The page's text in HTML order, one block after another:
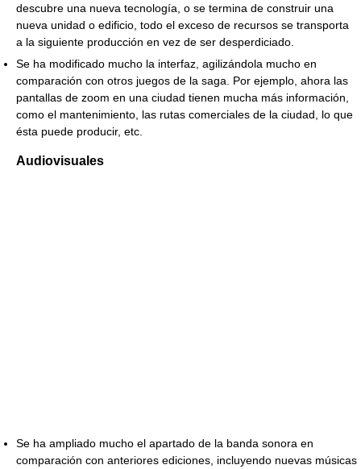
descubre una nueva tecnología, o se termina de construir una
nueva unidad o edificio, todo el exceso de recursos se transporta
a la siguiente producción en vez de ser desperdiciado.
Se ha modificado mucho la interfaz, agilizándola mucho en
comparación con otros juegos de la saga. Por ejemplo, ahora las
pantallas de zoom en una ciudad tienen mucha más información,
como el mantenimiento, las rutas comerciales de la ciudad, lo que
ésta puede producir, etc.
Audiovisuales
Se ha ampliado mucho el apartado de la banda sonora en
comparación con anteriores ediciones, incluyendo nuevas músicas